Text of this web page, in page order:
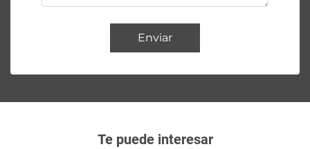
Enviar
Te puede interesar